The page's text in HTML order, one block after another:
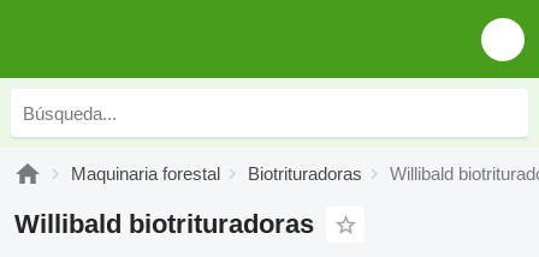
Maquinaria forestal Biotrituradoras Willibald
Willibald biotrituradoras